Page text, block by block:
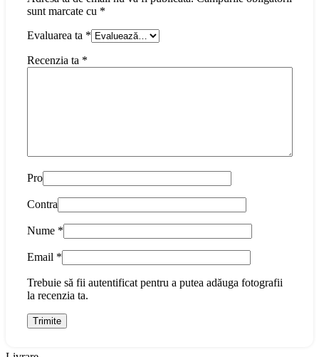
sunt marcate cu *
Evaluarea ta *
Recenzia ta *
Pro
Contra
Nume *
Email *
Trebuie să fii autentificat pentru a putea adăuga fotografii
la recenzia ta.